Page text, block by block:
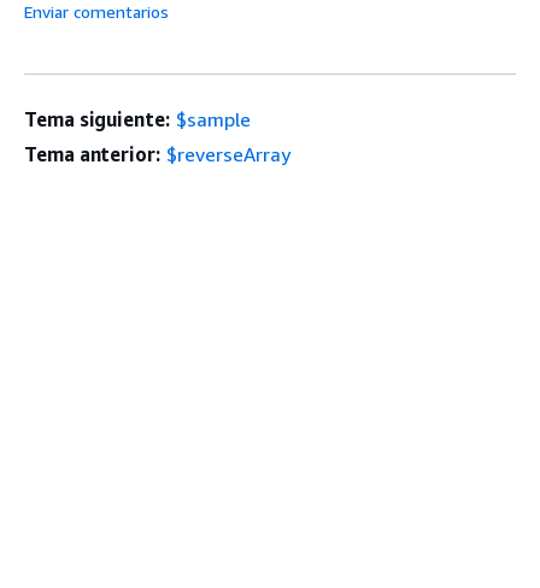
Enviar comentarios
Tema siguiente: $sample
Tema anterior: $reverseArray